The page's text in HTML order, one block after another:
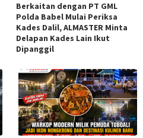
Berkaitan dengan PT GML
Polda Babel Mulai Periksa
Kades Dalil, ALMASTER Minta
Delapan Kades Lain Ikut
Dipanggil